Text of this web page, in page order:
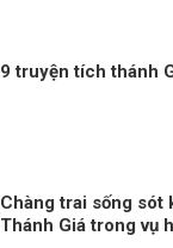
9 truyện tích thánh
Chàng trai sống sót
Thánh Giá trong vụ